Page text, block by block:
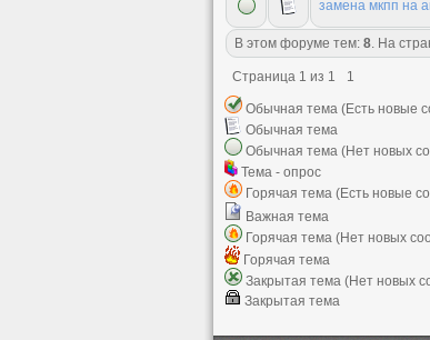
замена мкпп на
В этом форуме тем: 8. На
Страница 1 из 1 1
Обычная тема (Есть новые
Обычная тема
Обычная тема (Нет новых
Тема - опрос
Горячая тема (Есть новые
Важная тема
Горячая тема (Нет новых
Горячая тема
Закрытая тема (Нет новых
Закрытая тема